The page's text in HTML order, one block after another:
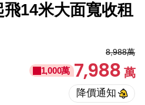
14米大面寬收租
8,988萬
1,000萬 7,988萬